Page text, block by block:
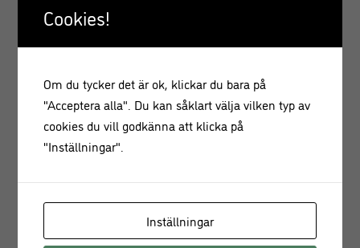
1 1/2 dl strösocker
3 dl havregryn
1 tsk vaniljsocker
2 msk kallt kaffe
300 g mörk kvalitetschoklad 70 %
Valfritt strössel
Blanda i vaniljsocker och kakao, tillsätt sist kallt
kaffe.
Cookies!
Om du tycker det är ok, klickar du bara på
"Acceptera alla". Du kan såklart välja vilken typ av
cookies du vill godkänna att klicka på
"Inställningar".
Inställningar